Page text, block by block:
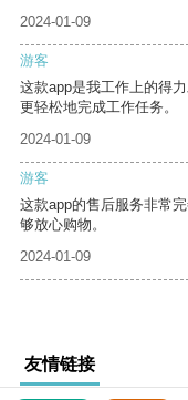
2024-01-09
游客
这款app是我工作上的得
更轻松地完成工作任务。
2024-01-09
游客
这款app的售后服务非常
够放心购物。
2024-01-09
友情链接